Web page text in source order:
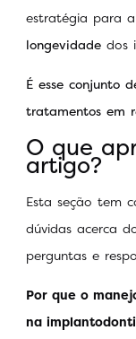
estratégia para
longevidade dos
É esse conjunto
tratamentos em
O que
artigo?
Esta seção tem
dúvidas acerca
perguntas e
Por que o
na